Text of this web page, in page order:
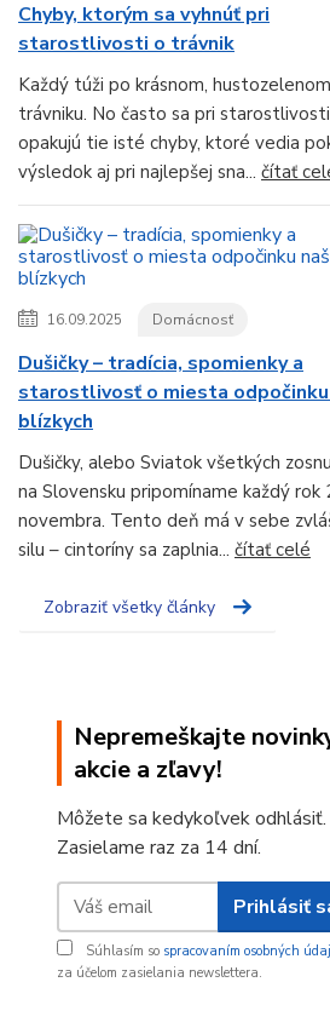
Chyby, ktorým sa vyhnúť pri
starostlivosti o trávnik
Každý túži po krásnom, hustozelenom
trávniku. No často sa pri starostlivosti
opakujú tie isté chyby, ktoré vedia
výsledok aj pri najlepšej sna... čítať
16.09.2025 Domácnosť
Dušičky – tradícia, spomienky a
starostlivosť o miesta odpočinku
blízkych
Dušičky, alebo Sviatok všetkých
na Slovensku pripomíname každý rok
novembra. Tento deň má v sebe
silu – cintoríny sa zaplnia... čítať celé
Zobraziť všetky články
Nepremeškajte
akcie a zľavy!
Môžete sa kedykoľvek odhlásiť.
Zasielame raz za 14 dní.
Prihlásiť
Súhlasím so spracovaním osobných
za účelom zasielania newslettera.